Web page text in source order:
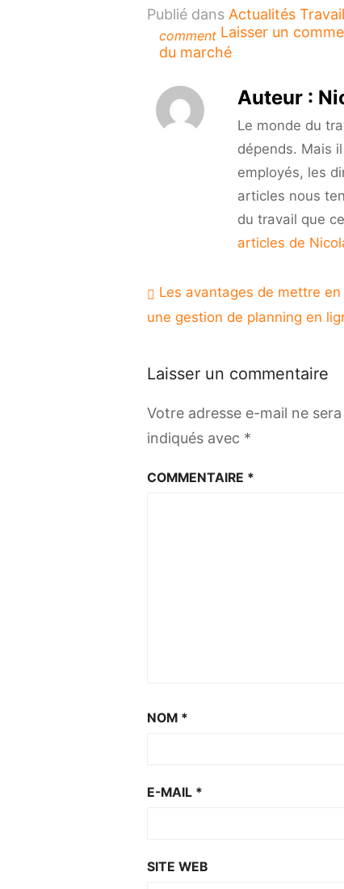
Publié dans Actualités Travail
comment Laisser un
du marché
Auteur :
Le monde du
dépends. Mais
employés, les
articles nous
du travail que
articles de
Navigation
de
Les avantages de mettre en
une gestion de planning en
Laisser un commentaire
Votre adresse e-mail ne
indiqués avec *
COMMENTAIRE *
NOM *
E-MAIL *
SITE WEB